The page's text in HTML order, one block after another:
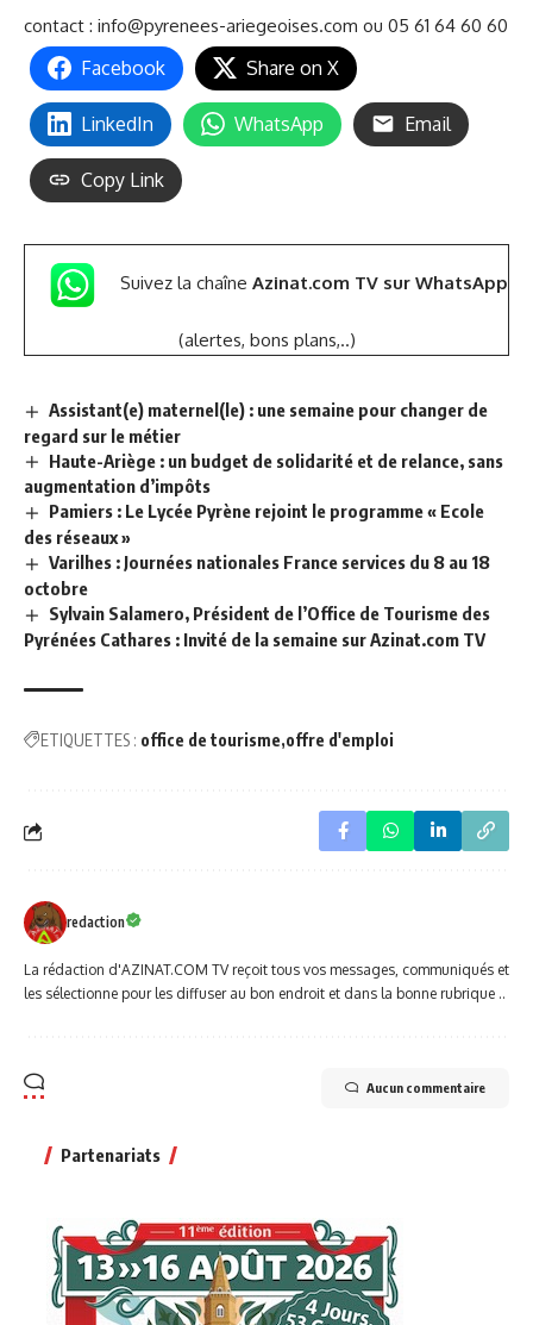
contact : info@pyrenees-ariegeoises.com ou 05 61 64 60 60
Facebook Share on X
LinkedIn WhatsApp Email
Copy Link
Suivez la chaîne Azinat.com TV sur WhatsApp
(alertes, bons plans,..)
Assistant(e) maternel(le) : une semaine pour changer de
regard sur le métier
Haute-Ariège : un budget de solidarité et de relance, sans
augmentation d’impôts
Pamiers : Le Lycée Pyrène rejoint le programme « Ecole
des réseaux »
Varilhes : Journées nationales France services du 8 au 18
octobre
Sylvain Salamero, Président de l’Office de Tourisme des
Pyrénées Cathares : Invité de la semaine sur Azinat.com TV
ETIQUETTES : office de tourisme offre d'emploi
redaction
La rédaction d'AZINAT.COM TV reçoit tous vos messages, communiqués et
les sélectionne pour les diffuser au bon endroit et dans la bonne rubrique ..
Aucun commentaire
Partenariats